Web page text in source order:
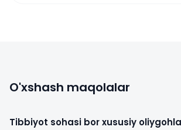
O'xshash maqolalar
Tibbiyot sohasi bor xususiy